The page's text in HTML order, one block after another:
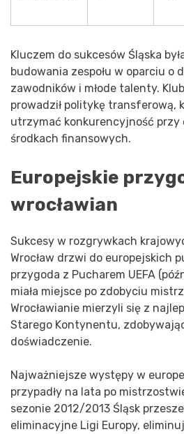
Kluczem do sukcesów Śląska
budowania zespołu w oparciu o
zawodników i młode talenty.
prowadził politykę transferową,
utrzymać konkurencyjność przy
środkach finansowych.
Europejskie
wrocławian
Sukcesy w rozgrywkach
Wrocław drzwi do europejskich
przygoda z Pucharem UEFA
miała miejsce po zdobyciu
Wrocławianie mierzyli się z
Starego Kontynentu,
doświadczenie.
Najważniejsze występy w
przypadły na lata po
sezonie 2012/2013 Śląsk
eliminacyjne Ligi Europy,